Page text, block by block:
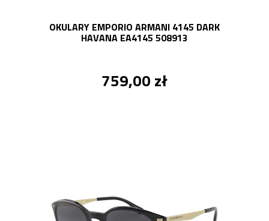
OKULARY EMPORIO ARMANI 4145 DARK
HAVANA EA4145 508913
759,00 zł